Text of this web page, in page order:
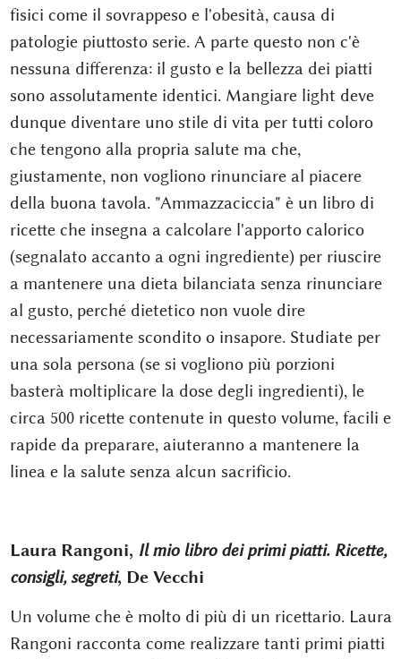
fisici come il sovrappeso e l'obesità, causa di
patologie piuttosto serie. A parte questo non c'è
nessuna differenza: il gusto e la bellezza dei piatti
sono assolutamente identici. Mangiare light deve
dunque diventare uno stile di vita per tutti coloro
che tengono alla propria salute ma che,
giustamente, non vogliono rinunciare al piacere
della buona tavola. "Ammazzaciccia" è un libro di
ricette che insegna a calcolare l'apporto calorico
(segnalato accanto a ogni ingrediente) per riuscire
a mantenere una dieta bilanciata senza rinunciare
al gusto, perché dietetico non vuole dire
necessariamente scondito o insapore. Studiate per
una sola persona (se si vogliono più porzioni
basterà moltiplicare la dose degli ingredienti), le
circa 500 ricette contenute in questo volume, facili e
rapide da preparare, aiuteranno a mantenere la
linea e la salute senza alcun sacrificio.
Laura Rangoni, Il mio libro dei primi piatti. Ricette,
consigli, segreti, De Vecchi
Un volume che è molto di più di un ricettario. Laura
Rangoni racconta come realizzare tanti primi piatti